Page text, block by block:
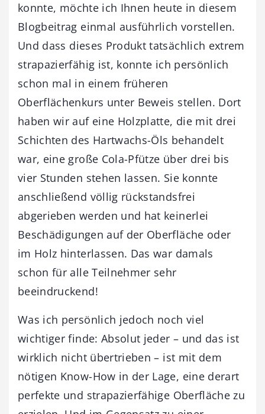
konnte, möchte ich Ihnen heute in diesem
Blogbeitrag einmal ausführlich vorstellen.
Und dass dieses Produkt tatsächlich extrem
strapazierfähig ist, konnte ich persönlich
schon mal in einem früheren
Oberflächenkurs unter Beweis stellen. Dort
haben wir auf eine Holzplatte, die mit drei
Schichten des Hartwachs-Öls behandelt
war, eine große Cola-Pfütze über drei bis
vier Stunden stehen lassen. Sie konnte
anschließend völlig rückstandsfrei
abgerieben werden und hat keinerlei
Beschädigungen auf der Oberfläche oder
im Holz hinterlassen. Das war damals
schon für alle Teilnehmer sehr
beeindruckend!
Was ich persönlich jedoch noch viel
wichtiger finde: Absolut jeder – und das ist
wirklich nicht übertrieben – ist mit dem
nötigen Know-How in der Lage, eine derart
perfekte und strapazierfähige Oberfläche zu